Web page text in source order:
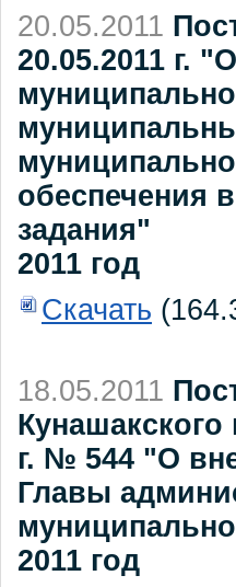
20.05.2011
20.05.2011 г.
обеспечения
задания"
2011 год
Скачать
18.05.2011
Кунашакского
г. № 544 "О
Главы
2011 год